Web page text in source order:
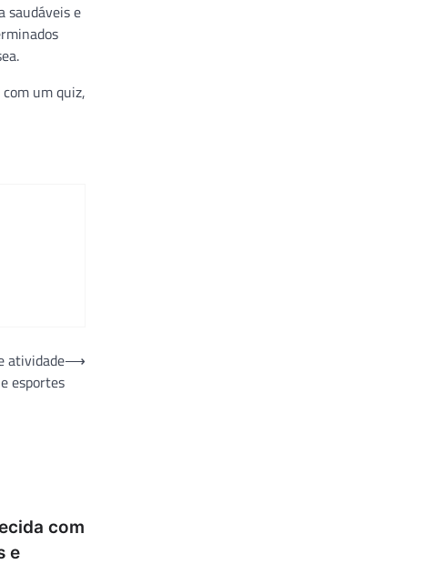
saudáveis e
um quiz,
atividade
esportes
⟶
com
e